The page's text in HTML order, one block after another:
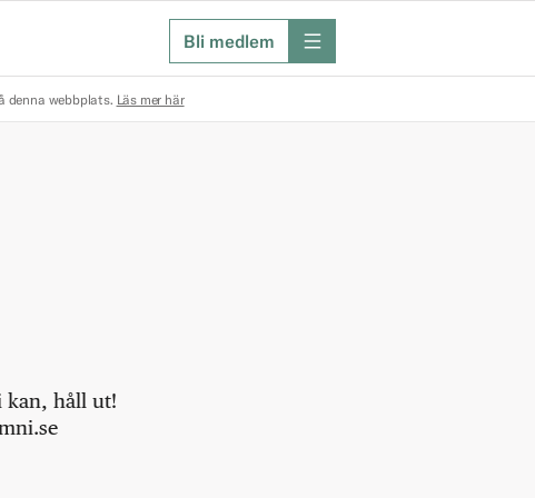
Bli medlem meny
denna webbplats. Läs mer här
kan, håll ut!